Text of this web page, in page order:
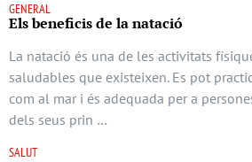
GENERAL
Els beneﬁcis de la natació
La natació és una de les activitats
saludables que existeixen. Es pot
com al mar i és adequada per a
dels seus prin …
SALUT